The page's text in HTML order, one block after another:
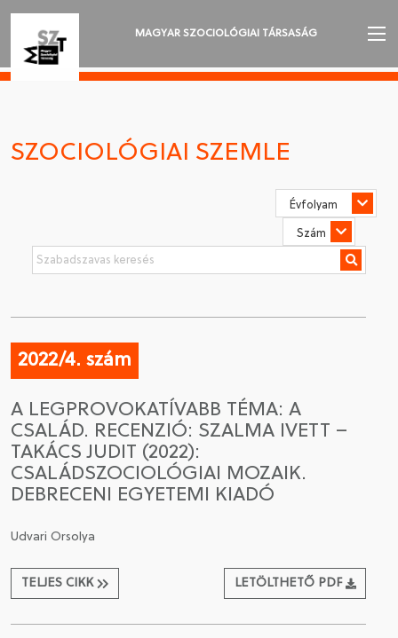
MAGYAR SZOCIOLÓGIAI TÁRSASÁG
SZOCIOLÓGIAI SZEMLE
CSATLAKOZÁS A TÁRSASÁGHOZ / MEGÚJÍTOM A
TAGSÁGOMAT
SZOCIOLÓGIAI SZEMLE
2022/4. szám
A LEGPROVOKATÍVABB TÉMA: A
CSALÁD. RECENZIÓ: SZALMA IVETT –
TAKÁCS JUDIT (2022):
CSALÁDSZOCIOLÓGIAI MOZAIK.
DEBRECENI EGYETEMI KIADÓ
Udvari Orsolya
TELJES CIKK LETÖLTHETŐ PDF